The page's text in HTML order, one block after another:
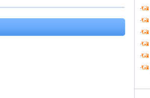
·
·
·
·
·
·